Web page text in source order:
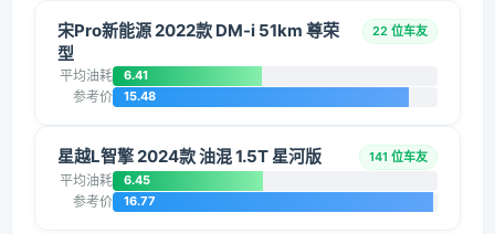
宋Pro新能源 2022款 DM-i 51km 尊荣
型
22 位车友
平均油耗 6.41
参考价 15.48
星越L智擎 2024款 油混 1.5T 星河版 141 位车友
平均油耗 6.45
参考价 16.77